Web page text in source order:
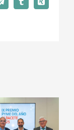
TelegramTumblrXing